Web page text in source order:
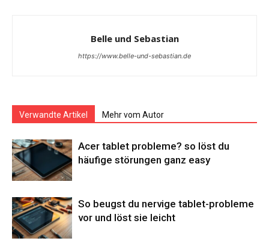
Belle und Sebastian
https://www.belle-und-sebastian.de
Verwandte Artikel Mehr vom Autor
Acer tablet probleme? so löst du
häufige störungen ganz easy
So beugst du nervige tablet-probleme
vor und löst sie leicht